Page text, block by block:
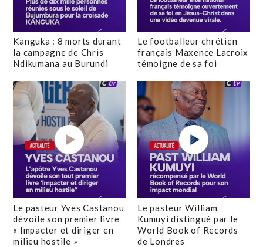
Kanguka : 8 morts durant
la campagne de Chris
Ndikumana au Burundi
Le footballeur chrétien
français Maxence Lacroix
témoigne de sa foi
Le pasteur Yves Castanou
dévoile son premier livre
« Impacter et diriger en
milieu hostile »
Le pasteur William
Kumuyi distingué par le
World Book of Records
de Londres